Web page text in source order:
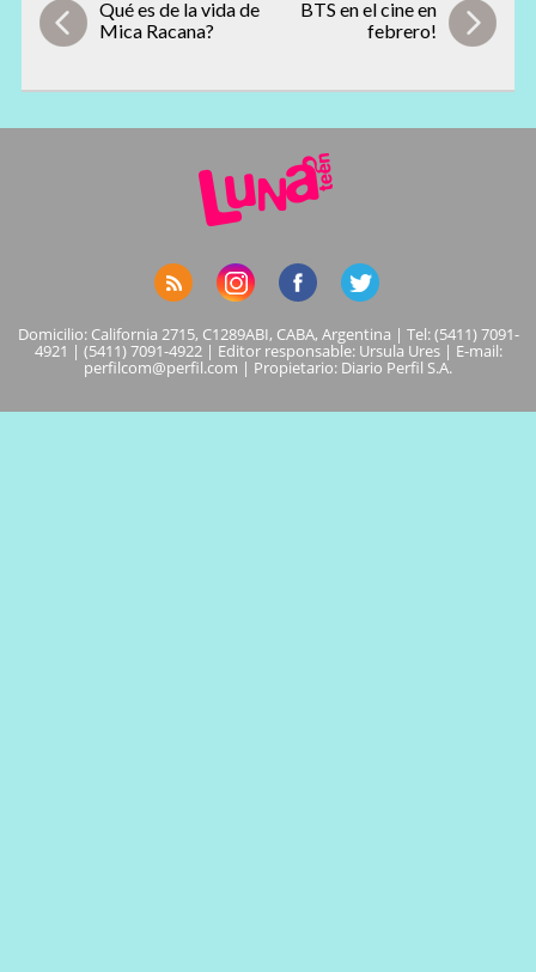
Qué es de la vida de
Mica Racana?
BTS en el cine en
febrero!
Domicilio: California 2715, C1289ABI, CABA, Argentina | Tel: (5411) 7091-
4921 | (5411) 7091-4922 | Editor responsable: Ursula Ures | E-mail:
perfilcom@perfil.com | Propietario: Diario Perfil S.A.